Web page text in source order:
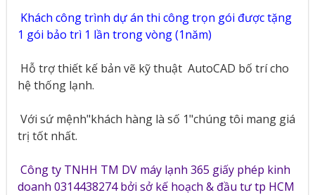
Khách công trình dự án thi công trọn gói được tặng
1 gói bảo trì 1 lần trong vòng (1năm)
Hỗ trợ thiết kế bản vẽ kỹ thuật AutoCAD bố trí cho
hệ thống lạnh.
Với sứ mệnh"khách hàng là số 1"chúng tôi mang giá
trị tốt nhất.
Công ty TNHH TM DV máy lạnh 365 giấy phép kinh
doanh 0314438274 bởi sở kế hoạch & đầu tư tp HCM